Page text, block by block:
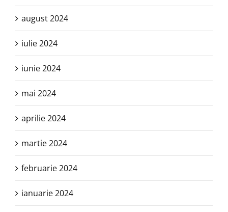
august 2024
iulie 2024
iunie 2024
mai 2024
aprilie 2024
martie 2024
februarie 2024
ianuarie 2024